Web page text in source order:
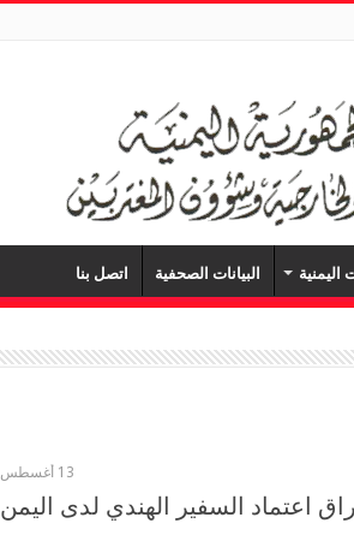
اليمنية البيانات الصحفية اتصل بنا
13 أغسطس
اعتماد السفير الهندي لدى اليمن